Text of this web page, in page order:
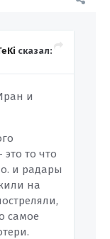
сказал:
и
то что
и радары
на
самое